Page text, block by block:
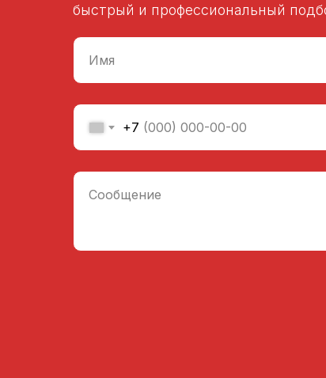
быстрый и профессиональный
Имя
+7
Сообщение